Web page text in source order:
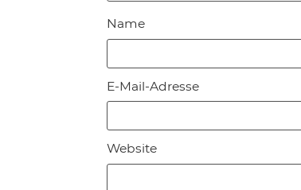
Name
E-Mail-Adresse
Website